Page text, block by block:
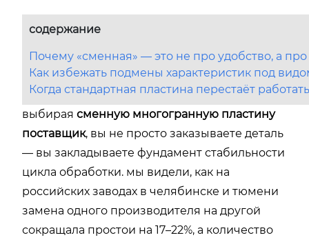
содержание
Почему «сменная» — это не про удобство, а
Как избежать подмены характеристик под
Когда стандартная пластина перестаёт
выбирая сменную многогранную пластину
поставщик, вы не просто заказываете деталь
— вы закладываете фундамент стабильности
цикла обработки. мы видели, как на
российских заводах в челябинске и тюмени
замена одного производителя на другой
сокращала простои на 17–22%, а количество